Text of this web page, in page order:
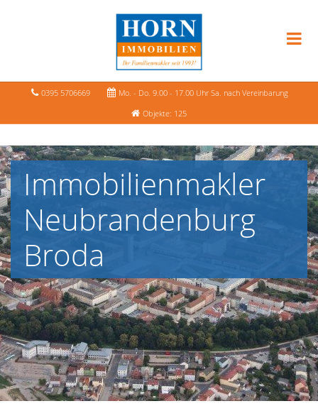
0395 5706669
Mo. - Do. 9.00 - 17.00 Uhr Sa. nach Vereinbarung
Objekte: 125
Immobilienmakler
Neubrandenburg
Broda